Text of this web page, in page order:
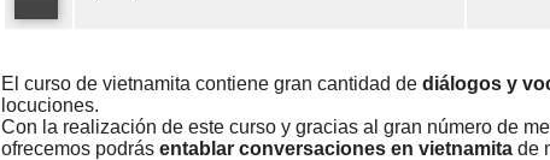
El curso de vietnamita contiene gran cantidad de diálogos y
locuciones.
Con la realización de este curso y gracias al gran número de
ofrecemos podrás entablar conversaciones en vietnamitade